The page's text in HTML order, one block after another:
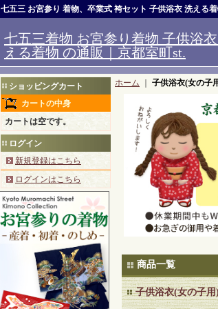
七五三 お宮参り 着物、卒業式 袴セット 子供浴衣 洗える
七五三着物 お宮参り着物 子供浴
える着物 の通販｜京都室町st.
ショッピングカート
カートの中身
カートは空です。
ログイン
新規登録はこちら
ログインはこちら
ホーム 子供浴衣(女の子
商品一覧
子供浴衣(女の子